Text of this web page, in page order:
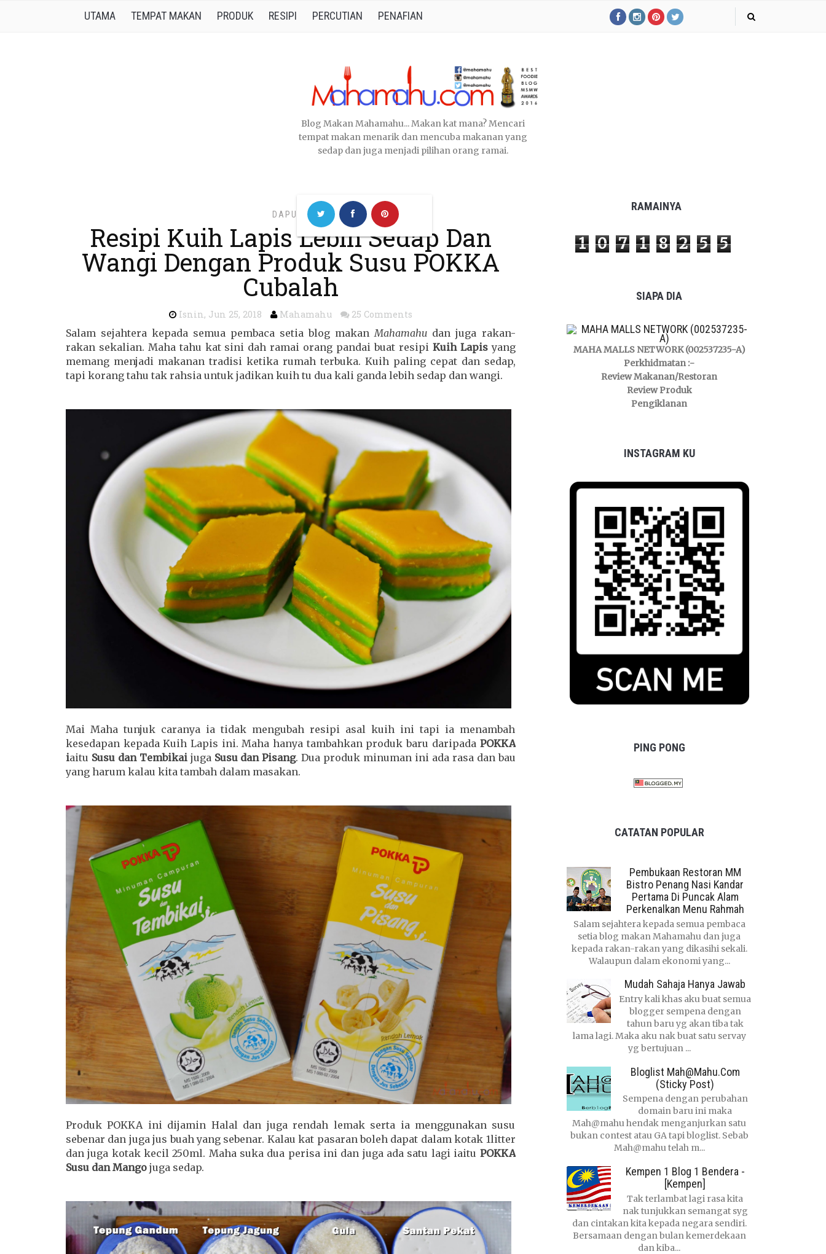
UTAMA TEMPAT MAKAN PRODUK RESIPI PERCUTIAN PENAFIAN
Blog Makan Mahamahu... Makan kat mana? Mencari
tempat makan menarik dan mencuba makanan yang
sedap dan juga menjadi pilihan orang ramai.
DAPUR
Resipi Kuih Lapis Lebih Sedap Dan
Wangi Dengan Produk Susu POKKA
Cubalah
Isnin, Jun 25, 2018 Mahamahu 25 Comments
Salam sejahtera kepada semua pembaca setia blog makanMahamahu dan juga rakan-
rakan sekalian. Maha tahu kat sini dah ramai orang pandai buat resipi Kuih Lapisyang
memang menjadi makanan tradisi ketika rumah terbuka. Kuih paling cepat dan sedap,
tapi korang tahu tak rahsia untuk jadikan kuih tu dua kali ganda lebih sedap dan wangi.
Mai Maha tunjuk caranya ia tidak mengubah resipi asal kuih ini tapi ia menambah
kesedapan kepada Kuih Lapis ini. Maha hanya tambahkan produk baru daripada POKKA
iaitu Susu dan Tembikai juga Susu dan Pisang. Dua produk minuman ini ada rasa dan bau
yang harum kalau kita tambah dalam masakan.
Produk POKKA ini dijamin Halal dan juga rendah lemak serta ia menggunakan susu
sebenar dan juga jus buah yang sebenar. Kalau kat pasaran boleh dapat dalam kotak 1litter
dan juga kotak kecil 250ml. Maha suka dua perisa ini dan juga ada satu lagi iaitu POKKA
Susu dan Mango juga sedap.
RAMAINYA
1 0 7 1 8 2 5 5
SIAPA DIA
MAHA MALLS NETWORK (002537235-A)
Perkhidmatan :-
Review Makanan/Restoran
Review Produk
Pengiklanan
INSTAGRAM KU
PING PONG
CATATAN POPULAR
Pembukaan Restoran MM
Bistro Penang Nasi Kandar
Pertama Di Puncak Alam
Perkenalkan Menu Rahmah
Salam sejahtera kepada semua pembaca
setia blog makan Mahamahu dan juga
kepada rakan-rakan yang dikasihi sekali.
Walaupun dalam ekonomi yang...
Mudah Sahaja Hanya Jawab
Entry kali khas aku buat semua
blogger sempena dengan
tahun baru yg akan tiba tak
lama lagi. Maka aku nak buat satu servay
yg bertujuan ...
Bloglist Mah@mahu.com
(Sticky Post)
Sempena dengan perubahan
domain baru ini maka
Mah@mahu hendak menganjurkan satu
bukan contest atau GA tapi bloglist. Sebab
Mah@mahu telah m...
Kempen 1 Blog 1 Bendera -
[Kempen]
Tak terlambat lagi rasa kita
nak tunjukkan semangat syg
dan cintakan kita kepada negara sendiri.
Bersamaan dengan bulan kemerdekaan
dan kiba...